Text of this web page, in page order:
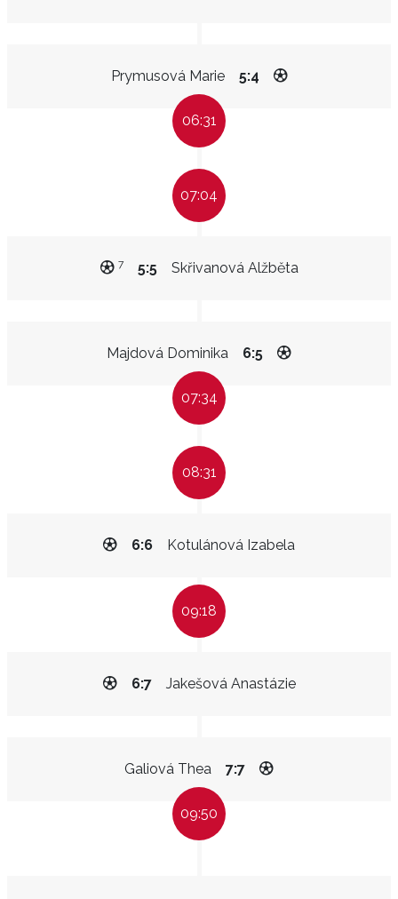
Prymusová Marie 5:4
06:31
07:04
Skřivanová Alžběta
5:5
7
Majdová Dominika 6:5
07:34
08:31
Kotulánová Izabela
6:6
09:18
Jakešová Anastázie
6:7
Galiová Thea 7:7
09:50